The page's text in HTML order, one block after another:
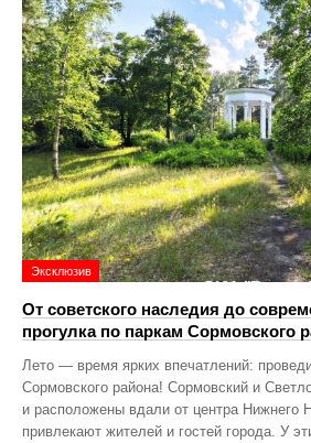
Эксклюзив
От советского наследия до
прогулка по паркам Сормовского
Лето — время ярких впечатлений:
Сормовского района! Сормовский и
и расположены вдали от центра Нижнего
привлекают жителей и гостей города. У